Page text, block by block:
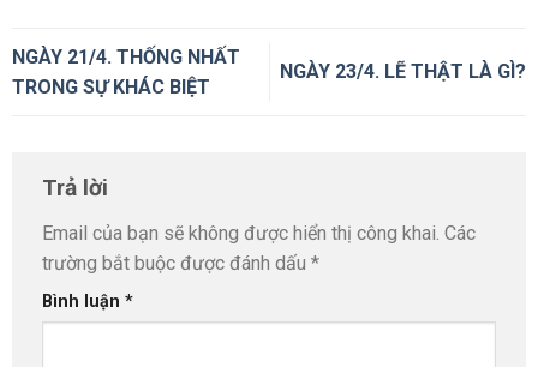
NGÀY 21/4. THỐNG NHẤT
TRONG SỰ KHÁC BIỆT
NGÀY 23/4. LẼ THẬT LÀ GÌ?
Trả lời
Email của bạn sẽ không được hiển thị công khai. Các
trường bắt buộc được đánh dấu *
Bình luận *